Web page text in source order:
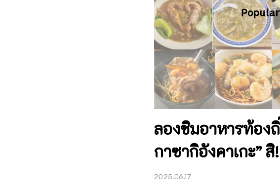
ลองชิมอาหารท้อง
กาซากิอังคาเกะ” สิ!
2025.06.17